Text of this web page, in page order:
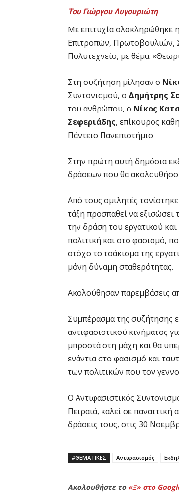
Του Γιώργου Λυγουριώτη
Με επιτυχία ολοκληρώθηκε
Επιτροπών, Πρωτοβουλιών,
Πολυτεχνείο, με θέμα:
Στη συζήτηση μίλησαν ο
Συντονισμού, ο Δημήτρης
του ανθρώπου, ο Νίκος
Σεφεριάδης, επίκουρος
Πάντειο Πανεπιστήμιο
Στην πρώτη αυτή δημόσια
δράσεων που θα
Από τους ομιλητές
τάξη προσπαθεί να εξισώσει
την δράση του εργατικού
πολιτική και στο φασισμό,
στόχο το τσάκισμα της
μόνη δύναμη σταθερότητας.
Ακολούθησαν παρεμβάσεις
Συμπέρασμα της συζήτησης
αντιφασιστικού κινήματος
μπροστά στη μάχη και θα
ενάντια στο φασισμό και
των πολιτικών που τον
Ο Αντιφασιστικός
Πειραιά, καλεί σε παναττική
δράσεις τους, στις 30
#ΘΕΜΑΤΙΚΈΣ Αντιφασισμός
Ακολουθήστε το «Ξ» στο